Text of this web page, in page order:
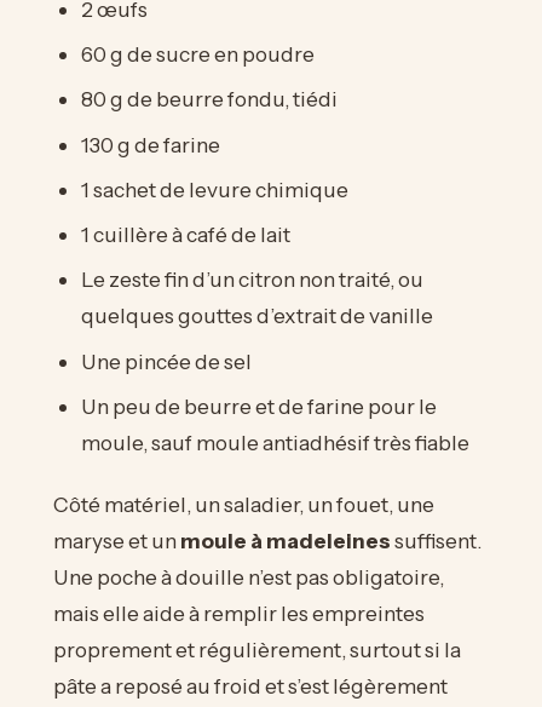
2 œufs
60 g de sucre en poudre
80 g de beurre fondu, tiédi
130 g de farine
1 sachet de levure chimique
1 cuillère à café de lait
Le zeste fin d’un citron non traité, ou
quelques gouttes d’extrait de vanille
Une pincée de sel
Un peu de beurre et de farine pour le
moule, sauf moule antiadhésif très fiable
Côté matériel, un saladier, un fouet, une
maryse et un moule à madeleinessuffisent.
Une poche à douille n’est pas obligatoire,
mais elle aide à remplir les empreintes
proprement et régulièrement, surtout si la
pâte a reposé au froid et s’est légèrement